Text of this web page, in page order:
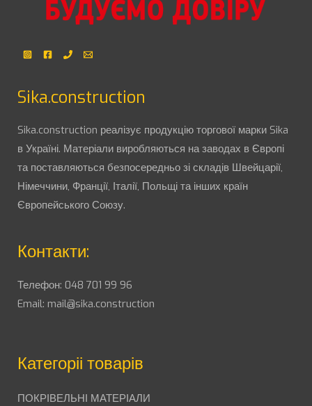
Sika.construction
Sika.construction реалізує продукцію торгової марки Sika
в Україні. Матеріали виробляються на заводах в Європі
та поставляються безпосередньо зі складів Швейцарії,
Німеччини, Франції, Італії, Польщі та інших країн
Європейського Союзу.
Контакти:
Телефон: 048 701 99 96
Email: mail@sika.construction
Категоріі товарів
ПОКРІВЕЛЬНІ МАТЕРІАЛИ